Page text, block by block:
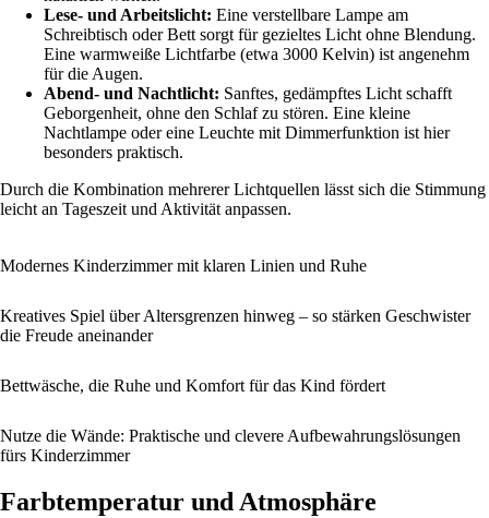
Lese- und Arbeitslicht: Eine verstellbare Lampe am
Schreibtisch oder Bett sorgt für gezieltes Licht ohne Blendung.
Eine warmweiße Lichtfarbe (etwa 3000 Kelvin) ist angenehm
für die Augen.
Abend- und Nachtlicht: Sanftes, gedämpftes Licht schafft
Geborgenheit, ohne den Schlaf zu stören. Eine kleine
Nachtlampe oder eine Leuchte mit Dimmerfunktion ist hier
besonders praktisch.
Durch die Kombination mehrerer Lichtquellen lässt sich die Stimmung
leicht an Tageszeit und Aktivität anpassen.
Modernes Kinderzimmer mit klaren Linien und Ruhe
Kreatives Spiel über Altersgrenzen hinweg – so stärken Geschwister
die Freude aneinander
Bettwäsche, die Ruhe und Komfort für das Kind fördert
Nutze die Wände: Praktische und clevere Aufbewahrungslösungen
fürs Kinderzimmer
Farbtemperatur und Atmosphäre